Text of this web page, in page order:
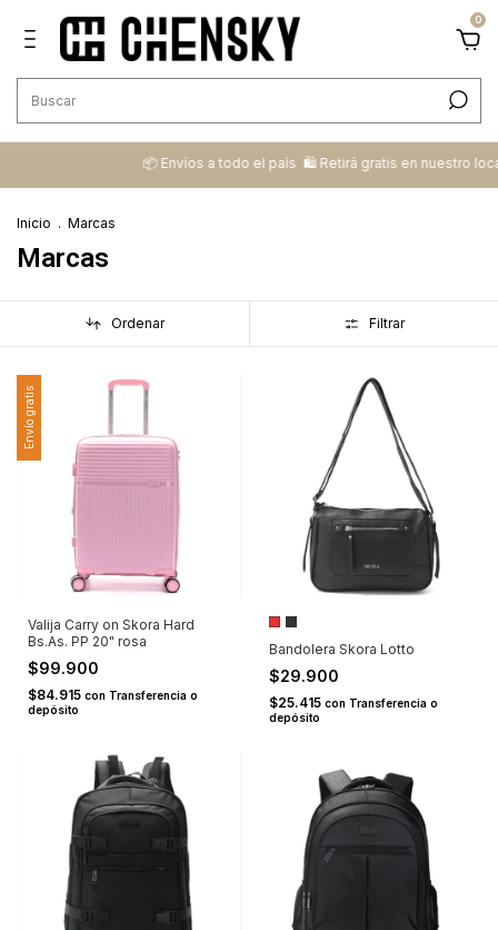
0
📦 ​Envíos a todo el país ​ 🛍️​ Retirá gratis en nuestro local 💳​
Inicio . Marcas
Marcas
Ordenar Filtrar
Envío gratis
Valija Carry on Skora Hard
Bs.As. PP 20" rosa
$99.900
$84.915 con Transferencia o
depósito
Bandolera Skora Lotto
$29.900
$25.415 con Transferencia o
depósito